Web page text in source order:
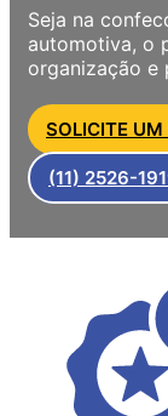
Seja na
automotiva, o
organização e
SOLICITE
(11) 2526-